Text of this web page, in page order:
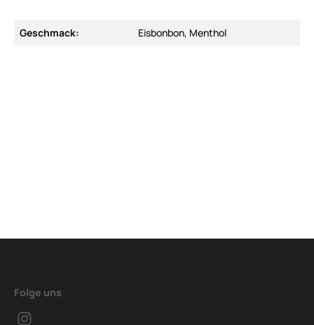
Geschmack: Eisbonbon, Menthol
Folge uns